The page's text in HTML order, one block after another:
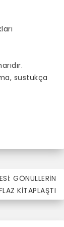
sustukça
GÖNÜLLERİN
KİTAPLAŞTI